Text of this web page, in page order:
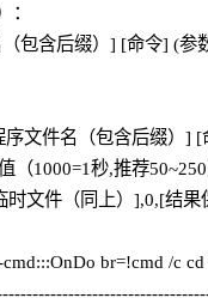
含后缀）] [命令] (参
名（包含后缀）] [命
秒,推荐50~250
（同上）],0,[结果保
br=!cmd /c cd